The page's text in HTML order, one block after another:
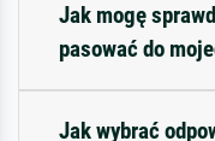
Jak mogę
pasować do
Jak wybrać